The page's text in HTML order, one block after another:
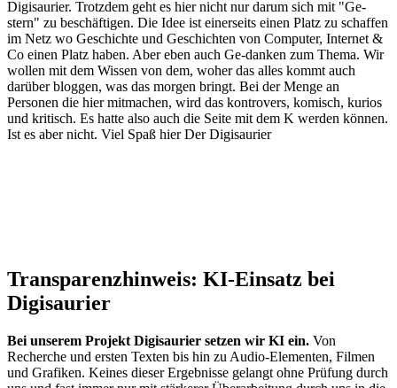
Digisaurier. Trotzdem geht es hier nicht nur darum sich mit "Ge-
stern" zu beschäftigen. Die Idee ist einerseits einen Platz zu schaffen
im Netz wo Geschichte und Geschichten von Computer, Internet &
Co einen Platz haben. Aber eben auch Ge-danken zum Thema. Wir
wollen mit dem Wissen von dem, woher das alles kommt auch
darüber bloggen, was das morgen bringt. Bei der Menge an
Personen die hier mitmachen, wird das kontrovers, komisch, kurios
und kritisch. Es hatte also auch die Seite mit dem K werden können.
Ist es aber nicht. Viel Spaß hier Der Digisaurier
Transparenzhinweis: KI-Einsatz bei
Digisaurier
Bei unserem Projekt Digisaurier setzen wir KI ein. Von
Recherche und ersten Texten bis hin zu Audio-Elementen, Filmen
und Grafiken. Keines dieser Ergebnisse gelangt ohne Prüfung durch